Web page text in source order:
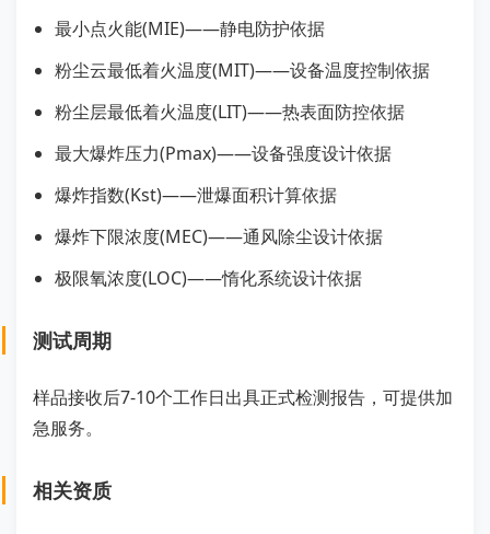
最小点火能(MIE)——静电防护依据
粉尘云最低着火温度(MIT)——设备温度控制依据
粉尘层最低着火温度(LIT)——热表面防控依据
最大爆炸压力(Pmax)——设备强度设计依据
爆炸指数(Kst)——泄爆面积计算依据
爆炸下限浓度(MEC)——通风除尘设计依据
极限氧浓度(LOC)——惰化系统设计依据
测试周期
样品接收后7-10个工作日出具正式检测报告，可提供加
急服务。
相关资质